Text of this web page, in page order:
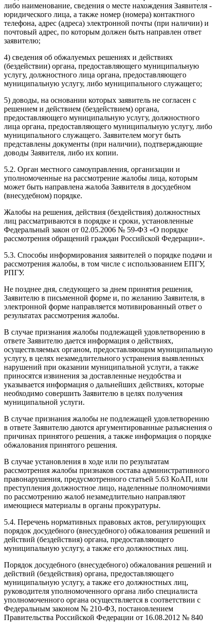
либо наименование, сведения о месте нахождения Заявителя -
юридического лица, а также номер (номера) контактного
телефона, адрес (адреса) электронной почты (при наличии) и
почтовый адрес, по которым должен быть направлен ответ
заявителю;
4) сведения об обжалуемых решениях и действиях
(бездействии) органа, предоставляющего муниципальную
услугу, должностного лица органа, предоставляющего
муниципальную услугу, либо муниципального служащего;
5) доводы, на основании которых заявитель не согласен с
решением и действием (бездействием) органа,
предоставляющего муниципальную услугу, должностного
лица органа, предоставляющего муниципальную услугу, либо
муниципального служащего. Заявителем могут быть
представлены документы (при наличии), подтверждающие
доводы Заявителя, либо их копии.
5.2. Орган местного самоуправления, организации и
уполномоченные на рассмотрение жалобы лица, которым
может быть направлена жалоба Заявителя в досудебном
(внесудебном) порядке.
Жалобы на решения, действия (бездействия) должностных
лиц рассматриваются в порядке и сроки, установленные
Федеральный закон от 02.05.2006 № 59-ФЗ «О порядке
рассмотрения обращений граждан Российской Федерации».
5.3. Способы информирования заявителей о порядке подачи и
рассмотрения жалобы, в том числе с использованием ЕПГУ,
РПГУ.
Не позднее дня, следующего за днем принятия решения,
Заявителю в письменной форме и, по желанию Заявителя, в
электронной форме направляется мотивированный ответ о
результатах рассмотрения жалобы.
В случае признания жалобы подлежащей удовлетворению в
ответе Заявителю дается информация о действиях,
осуществляемых органом, предоставляющим муниципальную
услугу, в целях незамедлительного устранения выявленных
нарушений при оказании муниципальной услуги, а также
приносятся извинения за доставленные неудобства и
указывается информация о дальнейших действиях, которые
необходимо совершить Заявителю в целях получения
муниципальной услуги.
В случае признания жалобы не подлежащей удовлетворению
в ответе Заявителю даются аргументированные разъяснения о
причинах принятого решения, а также информация о порядке
обжалования принятого решения.
В случае установления в ходе или по результатам
рассмотрения жалобы признаков состава административного
правонарушения, предусмотренного статьей 5.63 КоАП, или
преступления должностное лицо, наделенные полномочиями
по рассмотрению жалоб незамедлительно направляют
имеющиеся материалы в органы прокуратуры.
5.4. Перечень нормативных правовых актов, регулирующих
порядок досудебного (внесудебного) обжалования решений и
действий (бездействия) органа, предоставляющего
муниципальную услугу, а также его должностных лиц.
Порядок досудебного (внесудебного) обжалования решений и
действий (бездействия) органа, предоставляющего
муниципальную услугу, а также его должностных лиц,
руководителя уполномоченного органа либо специалиста
уполномоченного органа осуществляется в соответствии с
Федеральным законом № 210-ФЗ, постановлением
Правительства Российской Федерации от 16.08.2012 № 840